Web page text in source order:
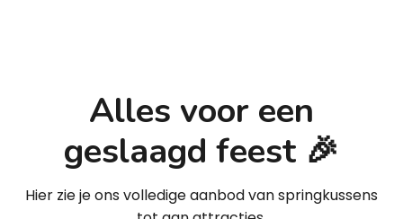
Alles voor een
geslaagd feest 🎉
Hier zie je ons volledige aanbod van springkussens